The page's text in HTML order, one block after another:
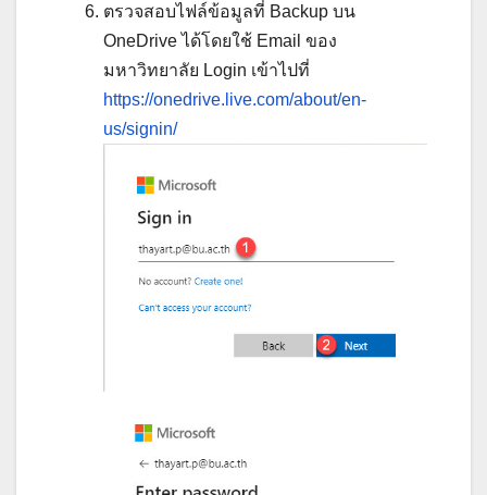
ตรวจสอบไฟล์ข้อมูลที่ Backup บน
OneDrive ได้โดยใช้ Email ของ
มหาวิทยาลัย Login เข้าไปที่
https://onedrive.live.com/about/en-
us/signin/